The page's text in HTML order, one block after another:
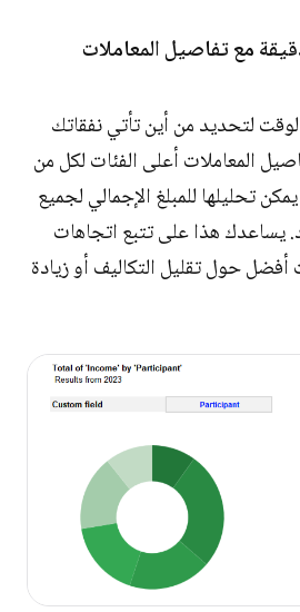
مع تفاصيل المعاملات
لتحديد من أين تأتي نفقاتك
المعاملات أعلى الفئات لكل من
تحليلها للمبلغ الإجمالي لجميع
يساعدك هذا على تتبع اتجاهات
أفضل حول تقليل التكاليف أو زيادة